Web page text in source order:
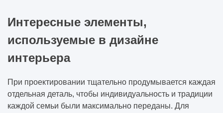
Интересные элементы,
используемые в дизайне
интерьера
При проектировании тщательно продумывается каждая
отдельная деталь, чтобы индивидуальность и традиции
каждой семьи были максимально переданы. Для